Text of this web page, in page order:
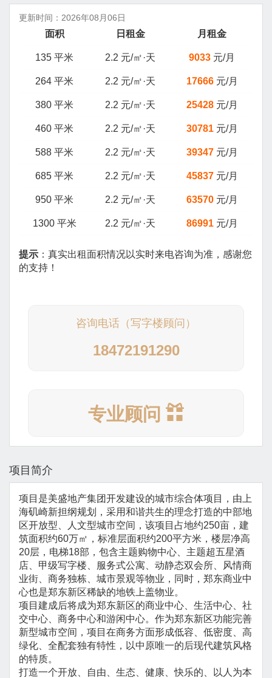
更新时间： 2026年08月06日
面积 日租金 月租金
135 平米 2.2 元/㎡·天 9033 元/月
264 平米 2.2 元/㎡·天 17666 元/月
380 平米 2.2 元/㎡·天 25428 元/月
460 平米 2.2 元/㎡·天 30781 元/月
588 平米 2.2 元/㎡·天 39347 元/月
685 平米 2.2 元/㎡·天 45837 元/月
950 平米 2.2 元/㎡·天 63570 元/月
1300 平米 2.2 元/㎡·天 86991 元/月
提示 ：真实出租面积情况以实时来电咨询为准，感谢您
的支持！
咨询电话（写字楼顾问）
18472191290
专业顾问
项目简介
项目是美盛地产集团开发建设的城市综合体项目，由上
海矶崎新担纲规划，采用和谐共生的理念打造的中部地
区开放型、人文型城市空间，该项目占地约250亩，建
筑面积约60万㎡，标准层面积约200平方米，楼层净高
20层，电梯18部，包含主题购物中心、主题超五星酒
店、甲级写字楼、服务式公寓、动静态双会所、风情商
业街、商务独栋、城市景观等物业，同时，郑东商业中
心也是郑东新区稀缺的地铁上盖物业。
项目建成后将成为郑东新区的商业中心、生活中心、社
交中心、商务中心和游闲中心。作为郑东新区功能完善
新型城市空间，项目在商务方面形成低容、低密度、高
绿化、全配套独有特性，以中原唯一的后现代建筑风格
的特质。
打造一个开放、自由、生态、健康、快乐的、以人为本